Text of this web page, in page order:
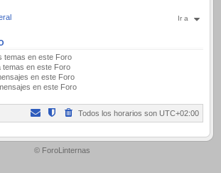
Ir a
temas en este Foro
temas en este Foro
en este Foro
en este Foro
Todos los horarios son UTC+02:00
© ForoLinternas